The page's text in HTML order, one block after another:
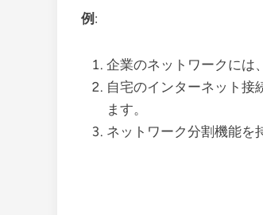
例 :
企業のネットワークには
自宅のインターネット接
ます。
ネットワーク分割機能を